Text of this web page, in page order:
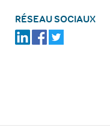
RÉSEAU SOCIAUX